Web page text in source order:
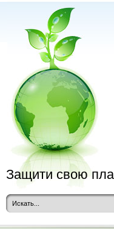
Защити свою